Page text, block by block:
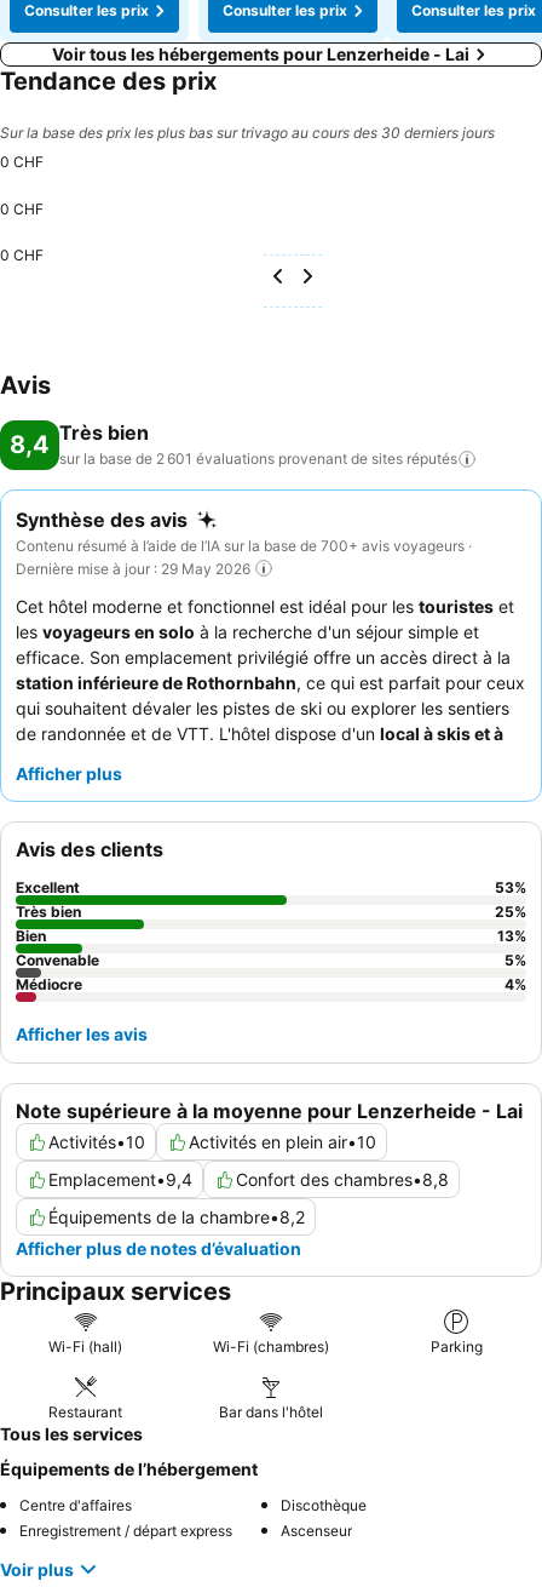
Consulter les prix
Consulter les prix
Consulter les prix
Voir tous les hébergements pour Lenzerheide - Lai
Tendance des prix
Sur la base des prix les plus bas sur trivago au cours des 30 derniers jours
0 CHF
0 CHF
0 CHF
Avis
8,4 Très bien
sur la base de 2 601 évaluations provenant de sites réputés
Synthèse des avis
Contenu résumé à l’aide de l’IA sur la base de 700+ avis voyageurs ·
Dernière mise à jour : 29 May 2026
Cet hôtel moderne et fonctionnel est idéal pour les touristes et
les voyageurs en solo à la recherche d'un séjour simple et
efficace. Son emplacement privilégié offre un accès direct à la
station inférieure de Rothornbahn, ce qui est parfait pour ceux
qui souhaitent dévaler les pistes de ski ou explorer les sentiers
de randonnée et de VTT. L'hôtel dispose d'un local à skis et à
clients est sécurisé et facilement accessible. Le personnel est
complète le délicieux
restaurant. Pour une expérience optimale, les clients
recommandent de choisir une chambre avec des
panoramiques
imprenables.
Afficher plus
Note supérieure à la moyenne pour Lenzerheide - Lai
Activités•10 Activités en plein air•10
Emplacement•9,4 Confort des chambres•8,8
Équipements de la chambre•8,2
Afficher plus de notes d’évaluation
Avis des clients
Excellent 53%
Très bien
25%
Bien
13%
Convenable
5%
Médiocre
4%
Afficher les avis
Principaux services
Wi-Fi (hall) Wi-Fi (chambres) Parking
Restaurant Bar dans l'hôtel
Tous les services
Équipements de l’hébergement
Centre d'affaires
Discothèque
Enregistrement / départ express
Ascenseur
Voir plus